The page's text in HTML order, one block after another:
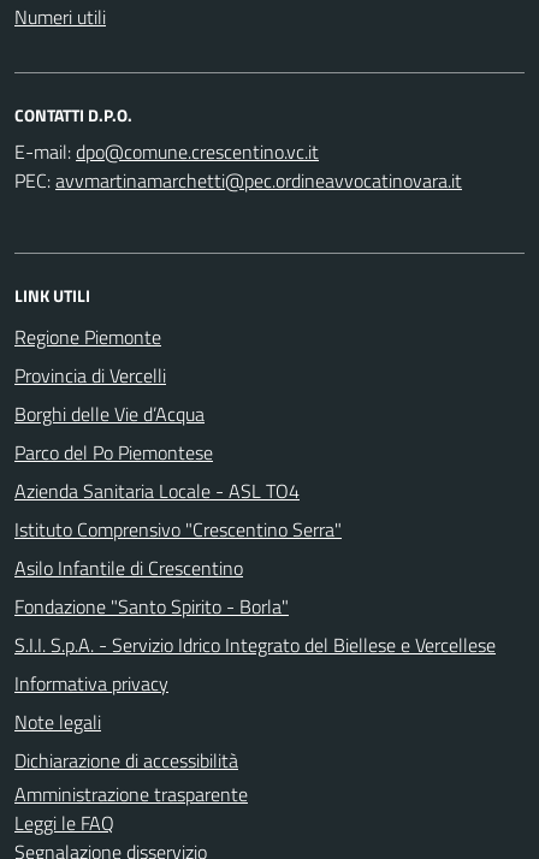
Numeri utili
CONTATTI D.P.O.
E-mail:
PEC:
LINK UTILI
Regione Piemonte
Provincia di Vercelli
Borghi delle Vie d’Acqua
Parco del Po Piemontese
Azienda Sanitaria Locale - ASL TO4
Istituto Comprensivo "Crescentino Serra"
Asilo Infantile di Crescentino
Fondazione "Santo Spirito - Borla"
S.I.I. S.p.A. - Servizio Idrico Integrato del Biellese e Vercellese
Informativa privacy
Note legali
Dichiarazione di accessibilità
Amministrazione trasparente
Leggi le FAQ
Segnalazione disservizio